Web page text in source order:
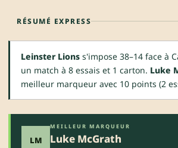
RÉSUMÉ EXPRESS
Leinster Lions s'impose 38–14 face à
un match à 8 essais et 1 carton. Luke
meilleur marqueur avec 10 points (2
LM
MEILLEUR MARQUEUR
Luke McGrath